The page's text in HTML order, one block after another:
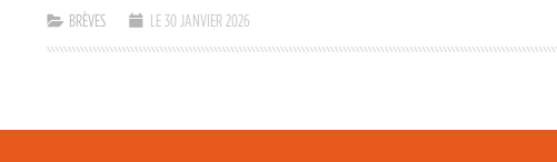
BRÈVES LE 30 JANVIER 2026